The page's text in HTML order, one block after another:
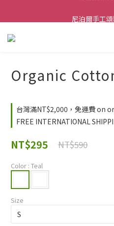
尼泊爾手工
2026  春夏服
Organic
台灣滿NT$2,000，免運費 on
FREE INTERNATIONAL
NT$295 NT$590
Color : Teal
Size